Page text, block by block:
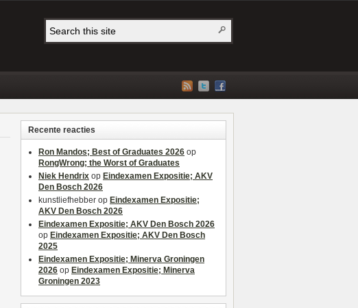
Recente reacties
Ron Mandos; Best of Graduates 2026 op
RongWrong; the Worst of Graduates
Niek Hendrix op Eindexamen Expositie; AKV
Den Bosch 2026
kunstliefhebber op Eindexamen Expositie;
AKV Den Bosch 2026
Eindexamen Expositie; AKV Den Bosch 2026
op Eindexamen Expositie; AKV Den Bosch
2025
Eindexamen Expositie; Minerva Groningen
2026 op Eindexamen Expositie; Minerva
Groningen 2023